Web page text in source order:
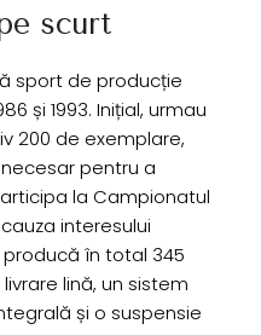
scurt
sport de producție
și 1993. Inițial, urmau
200 de exemplare,
pentru a
la Campionatul
interesului
în total 345
lină, un sistem
și o suspensie